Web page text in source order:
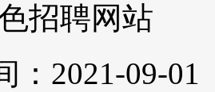
招聘网站
：2021-09-01